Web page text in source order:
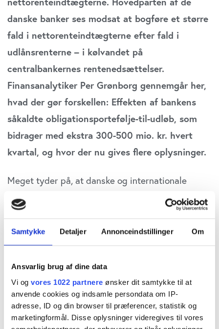
Samtykke Detaljer Annonceindstillinger Om
Ansvarlig brug af dine data
Vi og vores 1022 partnere ønsker dit samtykke til at
anvende cookies og indsamle persondata om IP-
adresse, ID og din browser til præferencer, statistik og
marketingformål. Disse oplysninger videregives til vores
danske banker ses modsat at bogføre et større
fald i nettorenteindtægterne efter fald i
udlånsrenterne – i kølvandet på
centralbankernes rentenedsættelser.
Finansanalytiker Per Grønborg gennemgår her,
hvad der gør forskellen: Effekten af bankens
såkaldte obligationsportefølje-til-udløb, som
bidrager med ekstra 300-500 mio. kr. hvert
kvartal, og hvor der nu gives flere oplysninger.
Meget tyder på, at danske og internationale
aktieanalytikere også i 2. kvartal (Q2) har
undervurderet den positive betydning, Danske
Banks obligationsportefølje-til-udløb har. Det var
tredje kvartal i træk, hvor analytikerne har
undervurderet de positive effekter på bankens
nettorenteindtægter.
I Q2 havde analytikerne forventet
nettorenteindtægter på 8,91 mia. kr., mens det